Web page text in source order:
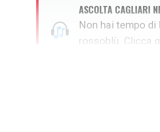
ASCOLTA CAGLIARI
Non hai tempo
rossoblù. Clicca